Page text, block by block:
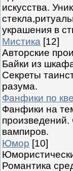
искусства.
украшения в
Мистика [12]
Авторские
Байки из
Секреты
разума.
Фанфики по
Фанфики на
вампиров.
Юмор [10]
Романтика